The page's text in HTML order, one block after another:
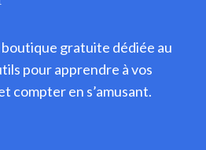
gratuite dédiée au
pour apprendre à vos
compter en s’amusant.